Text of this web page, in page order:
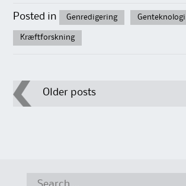
Posted in Genredigering Genteknologi
Kræftforskning
PostOlder posts
Search